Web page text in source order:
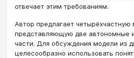
отвечает этим требованиям.
Автор предлагает четырёхчастную
представляющую две автономные
части. Для обсуждения модели из
целесообразно использовать